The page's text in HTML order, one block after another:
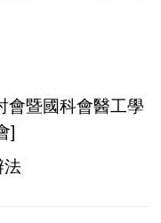
會暨國科會醫工學
]
法